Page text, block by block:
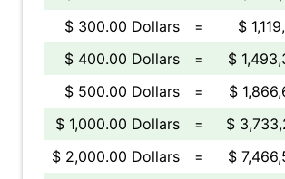
$ 300.00 Dollars
=
$
$ 400.00 Dollars
=
$
$ 500.00 Dollars
=
$
$ 1,000.00 Dollars
=
$
$ 2,000.00 Dollars
=
$